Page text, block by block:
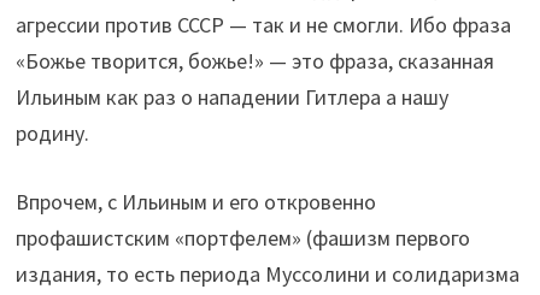
агрессии против СССР — так и не смогли. Ибо фраза
«Божье творится, божье!» — это фраза, сказанная
Ильиным как раз о нападении Гитлера а нашу
родину.
Впрочем, с Ильиным и его откровенно
профашистским «портфелем» (фашизм первого
издания, то есть периода Муссолини и солидаризма